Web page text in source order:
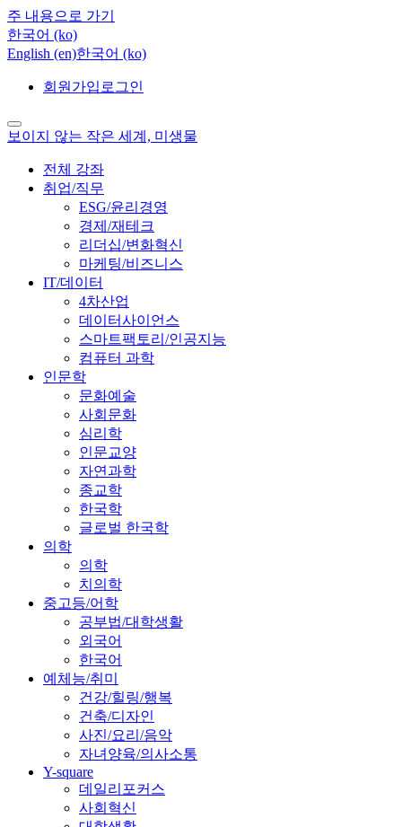
주 내용으로 가기
한국어 ‎(ko)‎
English ‎(en)‎한국어 ‎(ko)‎
회원가입 로그인
보이지 않는 작은 세계, 미생물
전체 강좌
취업/직무
ESG/윤리경영
경제/재테크
리더십/변화혁신
마케팅/비즈니스
IT/데이터
4차산업
데이터사이언스
스마트팩토리/인공지능
컴퓨터 과학
인문학
문화예술
사회문화
심리학
인문교양
자연과학
종교학
한국학
글로벌 한국학
의학
의학
치의학
중고등/어학
공부법/대학생활
외국어
한국어
예체능/취미
건강/힐링/행복
건축/디자인
사진/요리/음악
자녀양육/의사소통
Y-square
데일리포커스
사회혁신